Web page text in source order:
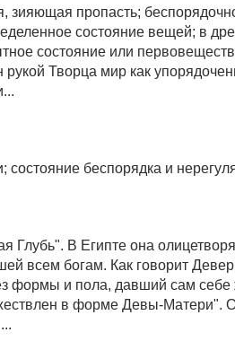
зияющая пропасть;
состояние вещей; в
состояние или
рукой Творца мир как
состояние беспорядка и
Глубь". В Египте она
всем богам. Как говорит
формы и пола, давший сам себе
в форме Девы-Матери".